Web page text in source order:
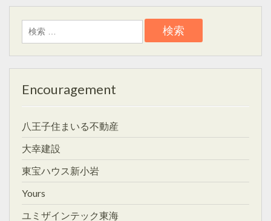
検
索:
Encouragement
八王子住まいる不動産
大幸建設
東宝ハウス新小岩
Yours
ユミザインテック東海